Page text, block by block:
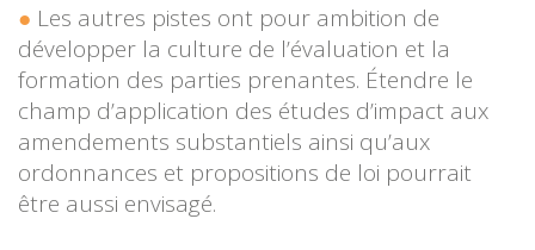
Les autres pistes ont pour ambition de
développer la culture de l’évaluation et la
formation des parties prenantes. Étendre le
champ d’application des études d’impact aux
amendements substantiels ainsi qu’aux
ordonnances et propositions de loi pourrait
être aussi envisagé.